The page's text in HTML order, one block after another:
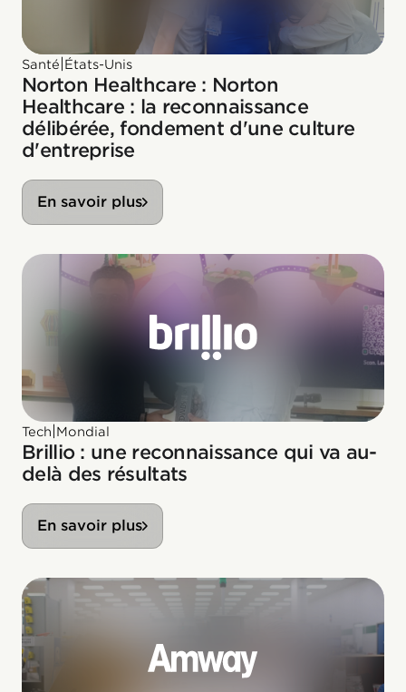
Santé États-Unis
Norton Healthcare : Norton
Healthcare : la reconnaissance
délibérée, fondement d'une culture
d'entreprise
En savoir plus
Tech Mondial
Brillio : une reconnaissance qui va au-
delà des résultats
En savoir plus